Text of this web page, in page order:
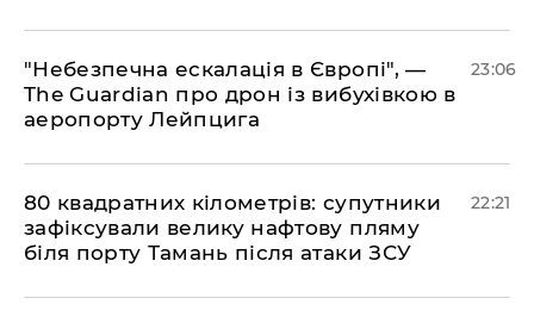
​"Небезпечна ескалація в Європі", —
The Guardian про дрон із вибухівкою в
аеропорту Лейпцига
23:06
​80 квадратних кілометрів: супутники
зафіксували велику нафтову пляму
біля порту Тамань після атаки ЗСУ
22:21